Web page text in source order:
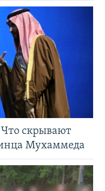
скрывают
Мухаммеда